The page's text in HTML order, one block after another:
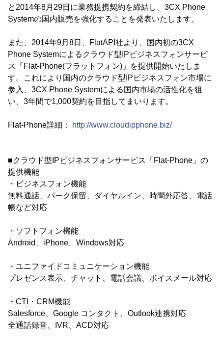
と2014年8月29日に業務提携契約を締結し、3CX Phone
Systemの国内販売を強化することを発表いたします。
また、2014年9月8日、FlatAPI社より、国内初の3CX
Phone Systemによるクラウド型IPビジネスフォンサービ
ス「Flat-Phone(フラットフォン)」を提供開始いたしま
す。これにより国内のクラウド型IPビジネスフォン市場に
参入、3CX Phone Systemによる国内市場の活性化を狙
い、3年間で1,000契約を目指してまいります。
Flat-Phone詳細： http://www.cloudipphone.biz/
■クラウド型IPビジネスフォンサービス「Flat-Phone」の
提供機能
・ビジネスフォン機能
無料通話、パーク保留、ダイヤルイン、時間外応答、電話
帳など対応
・ソフトフォン機能
Android、iPhone、Windows対応
・ユニファイドコミュニケーション機能
プレゼンス表示、チャット、電話会議、ボイスメール対応
・CTI・CRM機能
Salesforce、Google コンタクト、Outlook連携対応
全通話録音、IVR、ACD対応